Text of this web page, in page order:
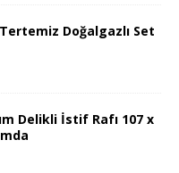
Doğalgazlı Set
Delikli İstif Rafı 107 x